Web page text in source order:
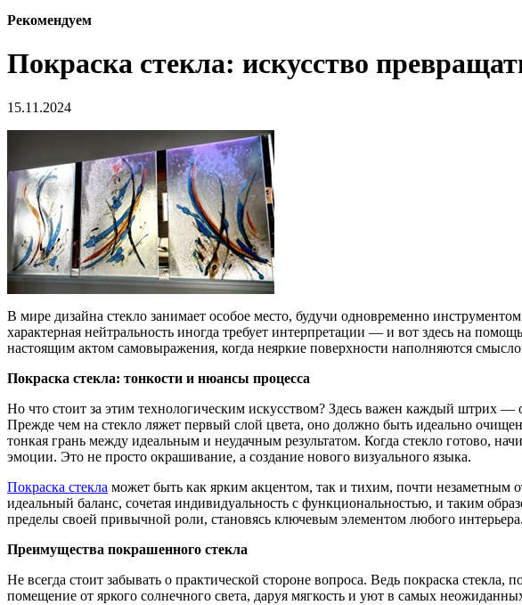
Рекомендуем
Покраска стекла: искусство
15.11.2024
В мире дизайна стекло занимает особое место, будучи одновременно
характерная нейтральность иногда требует интерпретации — и вот здесь на
настоящим актом самовыражения, когда неяркие поверхности наполняются
Покраска стекла: тонкости и нюансы процесса
Но что стоит за этим технологическим искусством? Здесь важен каждый штрих
Прежде чем на стекло ляжет первый слой цвета, оно должно быть идеально
тонкая грань между идеальным и неудачным результатом. Когда стекло готово,
эмоции. Это не просто окрашивание, а создание нового визуального языка.
Покраска стекла может быть как ярким акцентом, так и тихим, почти незаметным
идеальный баланс, сочетая индивидуальность с функциональностью, и таким
пределы своей привычной роли, становясь ключевым элементом любого интерьера.
Преимущества покрашенного стекла
Не всегда стоит забывать о практической стороне вопроса. Ведь покраска
помещение от яркого солнечного света, даруя мягкость и уют в самых